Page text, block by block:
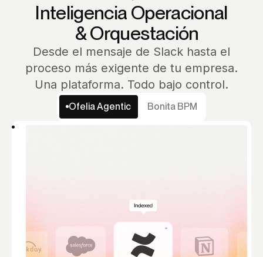
Inteligencia Operacional
& Orquestación
Desde el mensaje de Slack hasta el
proceso más exigente de tu empresa.
Una plataforma. Todo bajo control.
Ofelia Agentic Bonita BPM